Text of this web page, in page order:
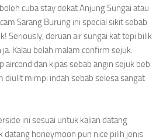
cuba stay dekat Anjung Sungai atau
Sarang Burung ini special sikit sebab
Seriously, deruan air sungai kat tepi bilik
Kalau belah malam confirm sejuk.
aircond dan kipas sebab angin sejuk beb.
diulit mimpi indah sebab selesa sangat
ini sesuai untuk kalian datang
datang honeymoon pun nice pilih jenis